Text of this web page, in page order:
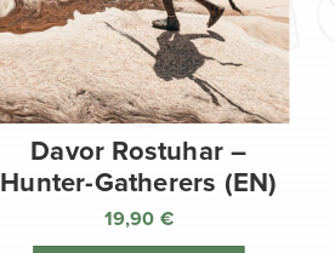
Davor Rostuhar –
Hunter-Gatherers (EN)
19,90 €